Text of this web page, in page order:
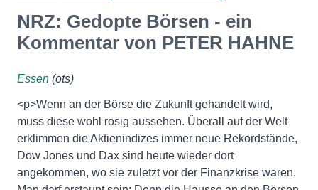
NRZ: Gedopte Börsen - ein
Kommentar von PETER HAHNE
Essen (ots)
<p>Wenn an der Börse die Zukunft gehandelt wird,
muss diese wohl rosig aussehen. Überall auf der Welt
erklimmen die Aktienindizes immer neue Rekordstände,
Dow Jones und Dax sind heute wieder dort
angekommen, wo sie zuletzt vor der Finanzkrise waren.